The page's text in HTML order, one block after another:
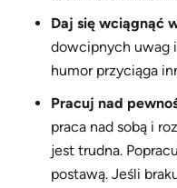
Daj się wciągnąć
dowcipnych uwag
humor przyciąga
Pracuj nad
praca nad sobą i
jest trudna.
postawą. Jeśli